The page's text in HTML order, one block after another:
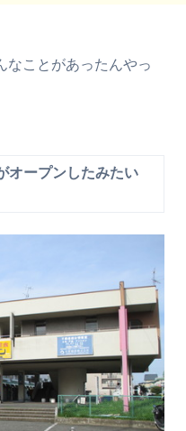
なことがあったんやっ
オープンしたみたい